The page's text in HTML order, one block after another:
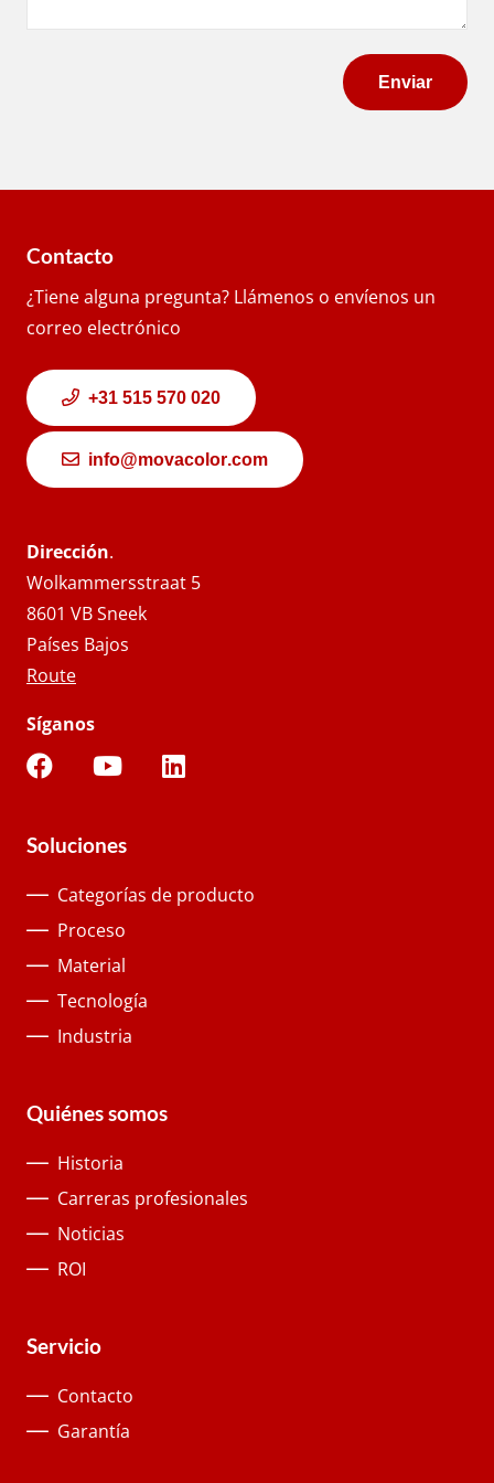
Contacto
¿Tiene alguna pregunta? Llámenos o envíenos un
correo electrónico
+31 515 570 020
info@movacolor.com
Dirección.
Wolkammersstraat 5
8601 VB Sneek
Países Bajos
Route
Síganos
Soluciones
Categorías de producto
Proceso
Material
Tecnología
Industria
Quiénes somos
Historia
Carreras profesionales
Noticias
ROI
Servicio
Contacto
Garantía